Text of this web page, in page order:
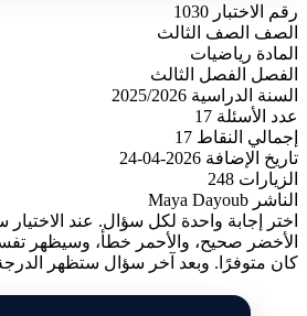
رقم الاختبار 1030
الصف
الصف الثالث
المادة رياضيات
الفصل
الفصل الثالث
السنة الدراسية 2025/2026
عدد الأسئلة 17
إجمالي النقاط 17
تاريخ الإضافة 2026-04-24
الزيارات 248
الناشر Maya Dayoub
اختر إجابة واحدة لكل سؤال. عند الاختيار
الأخضر صحيح، والأحمر خطأ، وسيظهر
كان متوفرًا. وبعد آخر سؤال ستظهر الدرجة